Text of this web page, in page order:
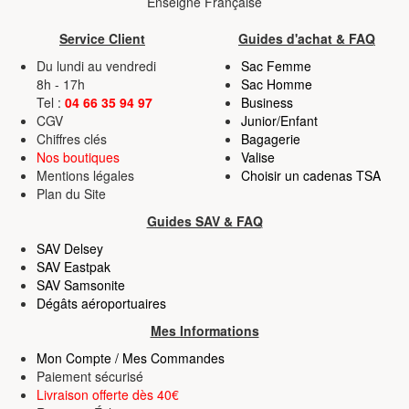
Service Client
Guides d'achat & FAQ
Du lundi au vendredi
8h - 17h
Tel : 04 66 35 94 97
CGV
Chiffres clés
Nos boutiques
Mentions légales
Plan du Site
Sac Femme
Sac Homme
Business
Junior/Enfant
Bagagerie
Valise
Choisir un cadenas TSA
Guides SAV & FAQ
SAV Delsey
SAV Eastpak
SAV Samsonite
Dégâts aéroportuaires
Mes Informations
Mon Compte / Mes Commandes
Paiement sécurisé
Livraison offerte dès 40€